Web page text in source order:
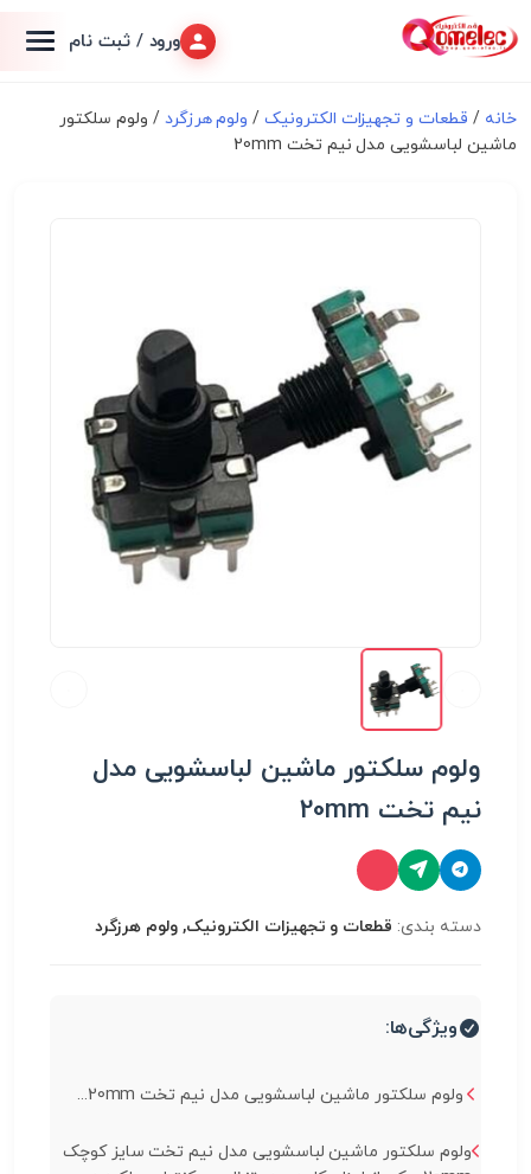
ورود / ثبت نام
خانه / قطعات و تجهیزات الکترونیک/ ولوم هرزگرد / ولوم سلکتور
ماشین لباسشویی مدل نیم تخت 20mm
ولوم سلکتور ماشین لباسشویی مدل
نیم تخت 20mm
دسته بندی: قطعات و تجهیزات الکترونیک, ولوم هرزگرد
ویژگی‌ها:
ولوم سلکتور ماشین لباسشویی مدل نیم تخت 20mm...
ولوم سلکتور ماشین لباسشویی مدل نیم تخت سایز کوچک